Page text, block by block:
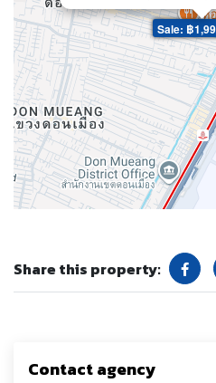
Sale: ฿
Share this property:
Contact agency